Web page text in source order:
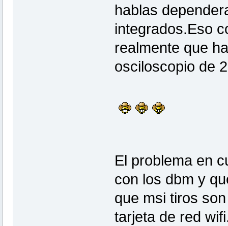
hablas
integrados.Eso
realmente que
osciloscopio de
El problema en
con los dbm y
que msi tiros
tarjeta de red